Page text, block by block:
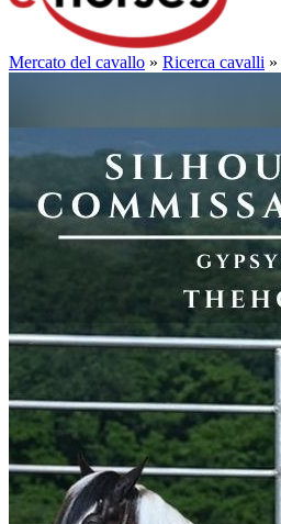
Mercato del cavallo » Ricerca cavalli »